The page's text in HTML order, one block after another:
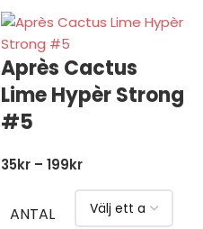
Après Cactus
Lime Hypèr Strong
#5
35kr – 199kr
ANTAL